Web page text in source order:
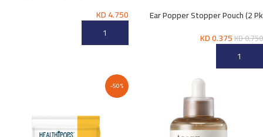
Ear Popper Stopper Pouch (2 Pk
KD0.750
KD0.375
إضافة إلى السلة
KD4.750
إضافة إلى السلة
-50%